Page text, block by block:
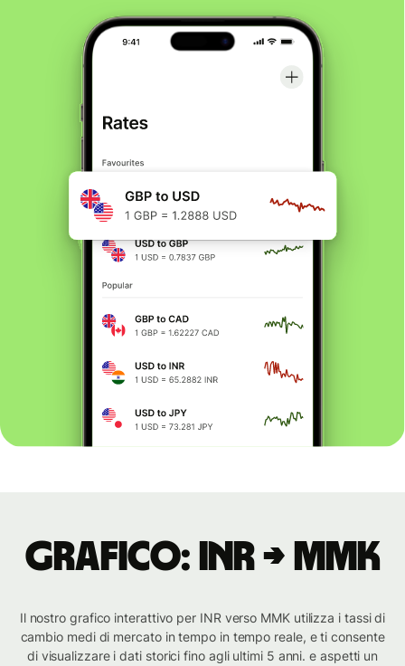
Grafico: INR → MMK
Il nostro grafico interattivo per INR verso MMK utilizza i tassi di
cambio medi di mercato in tempo in tempo reale, e ti consente
di visualizzare i dati storici fino agli ultimi 5 anni. e aspetti un